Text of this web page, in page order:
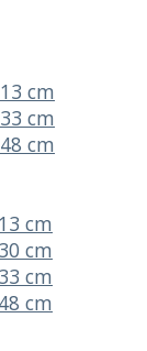
cm
cm
cm
cm
cm
cm
cm